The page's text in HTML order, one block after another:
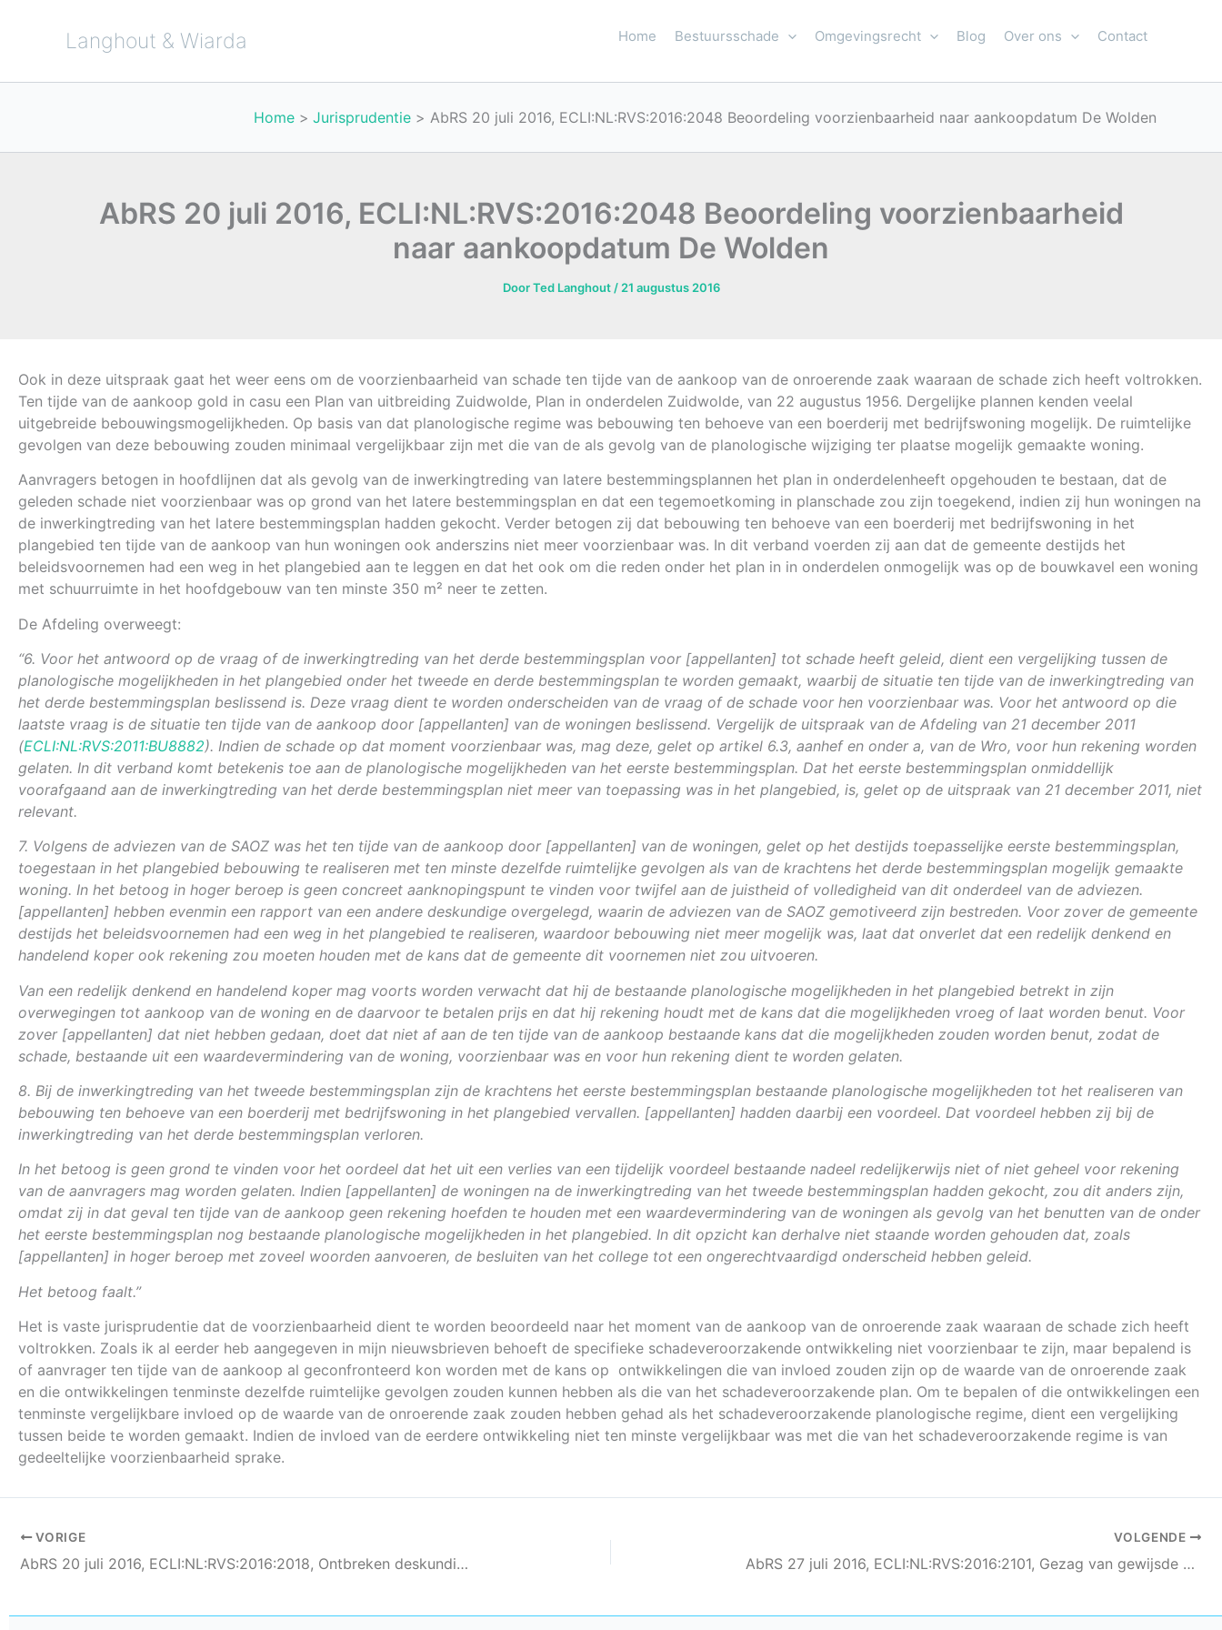
Langhout & Wiarda Home Bestuursschade Omgevingsrecht Blog Over ons Contact
Home Jurisprudentie AbRS 20 juli 2016, ECLI:NL:RVS:2016:2048 Beoordeling voorzienbaarheid naar aankoopdatum De Wolden
AbRS 20 juli 2016, ECLI:NL:RVS:2016:2048 Beoordeling voorzienbaarheid
naar aankoopdatum De Wolden
DoorTed Langhout / 21 augustus 2016
Ook in deze uitspraak gaat het weer eens om de voorzienbaarheid van schade ten tijde van de aankoop van de onroerende zaak waaraan de schade zich heeft voltrokken.
Ten tijde van de aankoop gold in casu een Plan van uitbreiding Zuidwolde, Plan in onderdelen Zuidwolde, van 22 augustus 1956. Dergelijke plannen kenden veelal
uitgebreide bebouwingsmogelijkheden. Op basis van dat planologische regime was bebouwing ten behoeve van een boerderij met bedrijfswoning mogelijk. De ruimtelijke
gevolgen van deze bebouwing zouden minimaal vergelijkbaar zijn met die van de als gevolg van de planologische wijziging ter plaatse mogelijk gemaakte woning.
Aanvragers betogen in hoofdlijnen dat als gevolg van de inwerkingtreding van latere bestemmingsplannen het plan in onderdelenheeft opgehouden te bestaan, dat de
geleden schade niet voorzienbaar was op grond van het latere bestemmingsplan en dat een tegemoetkoming in planschade zou zijn toegekend, indien zij hun woningen na
de inwerkingtreding van het latere bestemmingsplan hadden gekocht. Verder betogen zij dat bebouwing ten behoeve van een boerderij met bedrijfswoning in het
plangebied ten tijde van de aankoop van hun woningen ook anderszins niet meer voorzienbaar was. In dit verband voerden zij aan dat de gemeente destijds het
beleidsvoornemen had een weg in het plangebied aan te leggen en dat het ook om die reden onder het plan in in onderdelen onmogelijk was op de bouwkavel een woning
met schuurruimte in het hoofdgebouw van ten minste 350 m² neer te zetten.
De Afdeling overweegt:
“6. Voor het antwoord op de vraag of de inwerkingtreding van het derde bestemmingsplan voor [appellanten] tot schade heeft geleid, dient een vergelijking tussen de
planologische mogelijkheden in het plangebied onder het tweede en derde bestemmingsplan te worden gemaakt, waarbij de situatie ten tijde van de inwerkingtreding van
het derde bestemmingsplan beslissend is. Deze vraag dient te worden onderscheiden van de vraag of de schade voor hen voorzienbaar was. Voor het antwoord op die
laatste vraag is de situatie ten tijde van de aankoop door [appellanten] van de woningen beslissend. Vergelijk de uitspraak van de Afdeling van 21 december 2011
(ECLI:NL:RVS:2011:BU8882). Indien de schade op dat moment voorzienbaar was, mag deze, gelet op artikel 6.3, aanhef en onder a, van de Wro, voor hun rekening worden
gelaten. In dit verband komt betekenis toe aan de planologische mogelijkheden van het eerste bestemmingsplan. Dat het eerste bestemmingsplan onmiddellijk
voorafgaand aan de inwerkingtreding van het derde bestemmingsplan niet meer van toepassing was in het plangebied, is, gelet op de uitspraak van 21 december 2011, niet
relevant.
7. Volgens de adviezen van de SAOZ was het ten tijde van de aankoop door [appellanten] van de woningen, gelet op het destijds toepasselijke eerste bestemmingsplan,
toegestaan in het plangebied bebouwing te realiseren met ten minste dezelfde ruimtelijke gevolgen als van de krachtens het derde bestemmingsplan mogelijk gemaakte
woning. In het betoog in hoger beroep is geen concreet aanknopingspunt te vinden voor twijfel aan de juistheid of volledigheid van dit onderdeel van de adviezen.
[appellanten] hebben evenmin een rapport van een andere deskundige overgelegd, waarin de adviezen van de SAOZ gemotiveerd zijn bestreden. Voor zover de gemeente
destijds het beleidsvoornemen had een weg in het plangebied te realiseren, waardoor bebouwing niet meer mogelijk was, laat dat onverlet dat een redelijk denkend en
handelend koper ook rekening zou moeten houden met de kans dat de gemeente dit voornemen niet zou uitvoeren.
Van een redelijk denkend en handelend koper mag voorts worden verwacht dat hij de bestaande planologische mogelijkheden in het plangebied betrekt in zijn
overwegingen tot aankoop van de woning en de daarvoor te betalen prijs en dat hij rekening houdt met de kans dat die mogelijkheden vroeg of laat worden benut. Voor
zover [appellanten] dat niet hebben gedaan, doet dat niet af aan de ten tijde van de aankoop bestaande kans dat die mogelijkheden zouden worden benut, zodat de
schade, bestaande uit een waardevermindering van de woning, voorzienbaar was en voor hun rekening dient te worden gelaten.
8. Bij de inwerkingtreding van het tweede bestemmingsplan zijn de krachtens het eerste bestemmingsplan bestaande planologische mogelijkheden tot het realiseren van
bebouwing ten behoeve van een boerderij met bedrijfswoning in het plangebied vervallen. [appellanten] hadden daarbij een voordeel. Dat voordeel hebben zij bij de
inwerkingtreding van het derde bestemmingsplan verloren.
In het betoog is geen grond te vinden voor het oordeel dat het uit een verlies van een tijdelijk voordeel bestaande nadeel redelijkerwijs niet of niet geheel voor rekening
van de aanvragers mag worden gelaten. Indien [appellanten] de woningen na de inwerkingtreding van het tweede bestemmingsplan hadden gekocht, zou dit anders zijn,
omdat zij in dat geval ten tijde van de aankoop geen rekening hoefden te houden met een waardevermindering van de woningen als gevolg van het benutten van de onder
het eerste bestemmingsplan nog bestaande planologische mogelijkheden in het plangebied. In dit opzicht kan derhalve niet staande worden gehouden dat, zoals
[appellanten] in hoger beroep met zoveel woorden aanvoeren, de besluiten van het college tot een ongerechtvaardigd onderscheid hebben geleid.
Het betoog faalt.”
Het is vaste jurisprudentie dat de voorzienbaarheid dient te worden beoordeeld naar het moment van de aankoop van de onroerende zaak waaraan de schade zich heeft
voltrokken. Zoals ik al eerder heb aangegeven in mijn nieuwsbrieven behoeft de specifieke schadeveroorzakende ontwikkeling niet voorzienbaar te zijn, maar bepalend is
of aanvrager ten tijde van de aankoop al geconfronteerd kon worden met de kans op ontwikkelingen die van invloed zouden zijn op de waarde van de onroerende zaak
en die ontwikkelingen tenminste dezelfde ruimtelijke gevolgen zouden kunnen hebben als die van het schadeveroorzakende plan. Om te bepalen of die ontwikkelingen een
tenminste vergelijkbare invloed op de waarde van de onroerende zaak zouden hebben gehad als het schadeveroorzakende planologische regime, dient een vergelijking
tussen beide te worden gemaakt. Indien de invloed van de eerdere ontwikkeling niet ten minste vergelijkbaar was met die van het schadeveroorzakende regime is van
gedeeltelijke voorzienbaarheid sprake.
VORIGE
AbRS 20 juli 2016, ECLI:NL:RVS:2016:2018, Ontbreken deskundige contra-expertise Apeldoorn
VOLGENDE
AbRS 27 juli 2016, ECLI:NL:RVS:2016:2101, Gezag van gewijsde Vught